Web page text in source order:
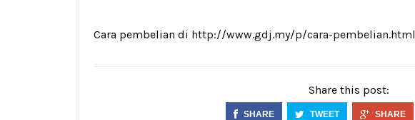
Cara pembelian di http://www.gdj.my/p/cara-pembelian.html
Share this post:
SHARE TWEET SHARE